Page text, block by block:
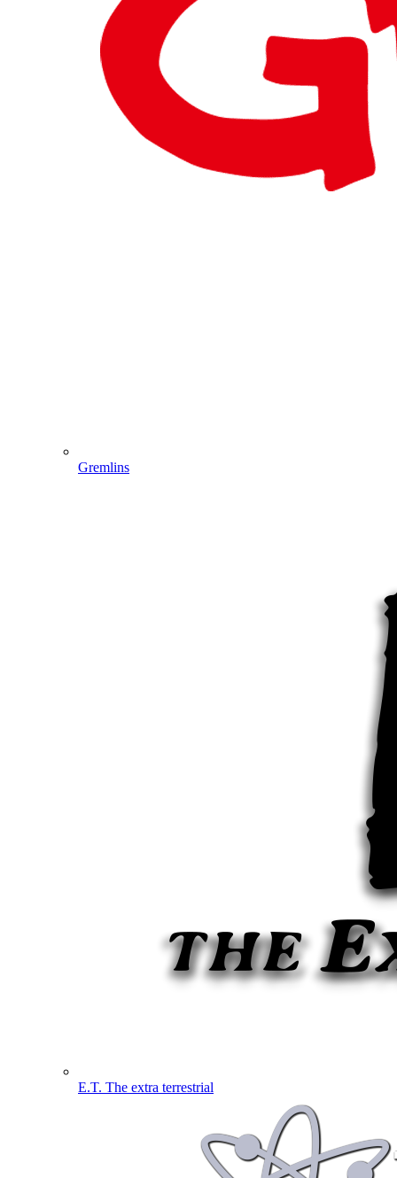
Gremlins
E.T. The extra terrestrial